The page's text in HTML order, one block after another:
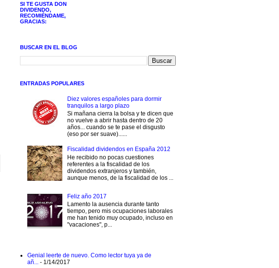
SI TE GUSTA DON
DIVIDENDO,
RECOMIÉNDAME,
GRACIAS:
BUSCAR EN EL BLOG
ENTRADAS POPULARES
Diez valores españoles para dormir
tranquilos a largo plazo
Si mañana cierra la bolsa y te dicen que
no vuelve a abrir hasta dentro de 20
años... cuando se te pase el disgusto
(eso por ser suave)......
Fiscalidad dividendos en España 2012
He recibido no pocas cuestiones
referentes a la fiscalidad de los
dividendos extranjeros y también,
aunque menos, de la fiscalidad de los ...
Feliz año 2017
Lamento la ausencia durante tanto
tiempo, pero mis ocupaciones laborales
me han tenido muy ocupado, incluso en
"vacaciones", p...
Genial leerte de nuevo. Como lector tuya ya de
añ... - 1/14/2017